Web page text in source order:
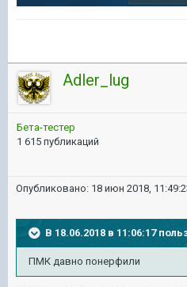
Adler_lug
Бета-тестер
1 615 публикаций
Опубликовано: 18 июн 2018,
В 18.06.2018 в 11:06:17
ПМК давно понерфили